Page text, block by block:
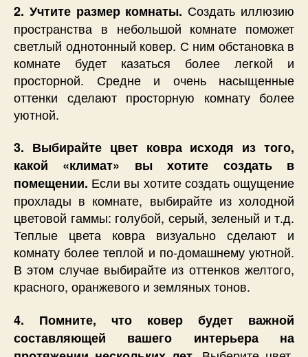
2. Учтите размер комнаты. Создать иллюзию
пространства в небольшой комнате поможет
светлый однотонный ковер. С ним обстановка в
комнате будет казаться более легкой и
просторной. Средне и очень насыщенные
оттенки сделают просторную комнату более
уютной.
3. Выбирайте цвет ковра исходя из того,
какой «климат» вы хотите создать в
помещении. Если вы хотите создать ощущение
прохлады в комнате, выбирайте из холодной
цветовой гаммы: голубой, серый, зеленый и т.д.
Теплые цвета ковра визуально сделают и
комнату более теплой и по-домашнему уютной.
В этом случае выбирайте из оттенков желтого,
красного, оранжевого и земляных тонов.
4. Помните, что ковер будет важной
составляющей вашего интерьера на